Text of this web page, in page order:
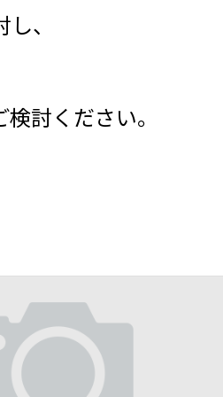
、
討ください。